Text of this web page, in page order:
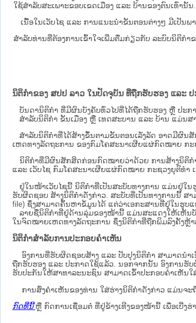
ໃຊ້​ສຳ​ລັບ​ສະ​ເພາະ​ຂອບ​ເຂດ​ເມືອງ ແລະ ບ້ານ​ຂອງ​ຕົນ​ເທົ່າ​ນັ້ນ.
ເນື້ອໃນ​ເວັບ​ໄຊ​ ແລະ ການແນະນໍາຂັ້ນຕອນຕ່າງໆ ມີເປັນ
ສໍາລັບທ່ານທີ່ຕ້ອງການເຂົ້າໃຈເພີ່ມຕື່ມກ່ຽວກັບ ລະບົບນິຕິກຳ
ນິຕິກຳຂອງ ສປປ ລາວ ໃນປັດຈຸບັນ ທີ່ຖືກ​ຮັບ​ຮອງ ແລະ
ບັນດານິຕິກໍາ ທີ່ມີຜົນບັງຄັບທົ່ວໄປທີ່ໄດ້ຖືກ​ຮັບ​ຮອງ ຫຼື ປະ
ສຳລັບນິ​ຕິ​ກຳ ຂັ້ນເມືອງ ຫຼື ເທດ​ສະ​ບານ ແລະ ບ້ານ ແມ່ນສ
ສໍາລັບນິຕິກໍາທີ່ໄດ້ສ້າງຂຶ້ນຕາມຂັ້ນຕອນເລັ່ງລັດ ອາດມີຜົນ
ເຫດ​ທາງ​ລັດ​ຖະ​ການ​ ຂອງກົມໂຄສະນາເຜີຍແຜ່ກົດໝາຍ ກ
ນິ​ຕິ​ກຳ​ທີ່​ມີ​ຜົນ​ສັກ​ສິດ​ກ່ອນ​ກົດ​ໝາຍ​ວ່າ​ດ້ວຍ​ ການ​ສ້າງ​ນິ​ຕິ​ກ
ແລະ ເວັບໄຊ​ ກົມໂຄສະນາເຜີຍແຜ່ກົດໝາຍ ກະຊວງຍຸຕິທໍາ
ຢູ່ໃນໜ້າ​ເວັບ​ໄຊ​ນີ້ ນິຕິກຳທີ່ເປັນສະບັບທາງການ ແມ່ນຢູ່ໃນຮູ
ຮັບຜິດຊອບ ສ້າງນິຕິກຳດັ່ງກ່າວ. ສະບັບທີ່ເປັນທາງການນີ້ ສາ
file) ຊຶ່ງສາມາດຄົ້ນຫາຂໍ້ມູນໄດ້ ແຕ່ວ່າເອກະສານທີ່ຢູ່ໃນຮູບ
ລາຍຊື່ນິຕິກຳທີ່ຢູ່ດ້ານລຸ່ມຂອງໜ້ານີ້ ແມ່ນສະແດງໃຫ້ເຫັນ
ໃນຈົດໝາຍເຫດທາງລັດຖະການ ຊຶ່ງນິຕິກຳທີ່ຖືກພິມລົງຄັ້ງຫຼ້າ
ນິຕິກຳສຳລັບການປະກອບຄຳເຫັນ
ອົງການທີ່ຮັບຜິດຊອບສ້າງ ແລະ ປັບປຸງນິຕິກຳ ສາມາດນຳ
ຖືກຮັບຮອງ ແລະ ປະກາດໃຊ້ແລ້ວ. ນອກຈາກນັ້ນ ອົງການຮັບ
ຮັບປະກັນໃຫ້ສາທາລະນະຊົນ ສາມາດເຂົ້າປະກອບຄໍາເຫັນໃ
ການສົ່ງຄໍາເຫັນຂອງທ່ານ ໃສ່ຮ່າງນິຕິກຳດັ່ງກ່າວ ແມ່ນຈະ
ກົດທີ່ນີ້ ຫຼື ກົດການເຊື່ອມຕໍ່ ທີ່ຢູ່ຂ້າງເທີງຂອງໜ້ານີ້ ເພື່ອເບີ່ງ